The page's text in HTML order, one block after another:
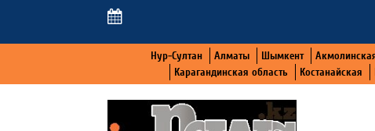
Нур-Султан Алматы Шымкент
Карагандинская область
Костанайская